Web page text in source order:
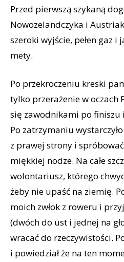
Przed pierwszą szykaną
Nowozelandczyka i
szeroki wyjście, pełen gaz
mety.
Po przekroczeniu kreski
tylko przerażenie w oczach
się zawodnikami po finiszu
Po zatrzymaniu
z prawej strony i
miękkiej nodze. Na całe
wolontariusz, którego
żeby nie upaść na ziemię.
moich zwłok z roweru i
(dwóch do ust i jednej na
wracać do rzeczywistości.
i powiedział że na ten